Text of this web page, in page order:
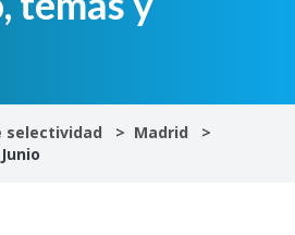
selectividad
Madrid